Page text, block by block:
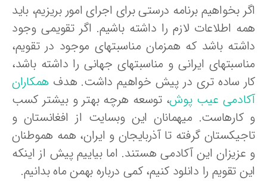
بخواهیم برنامه درستی برای اجرای امور بریزیم، باید
اطلاعات لازم را داشته باشیم. اگر تقویمی وجود
باشد که همزمان مناسبتهای موجود در تقویم،
ایرانی و مناسبتهای جهانی را داشته باشد،
ساده تری در پیش خواهیم داشت. هدفهمکاران
عیب پوش، توسعه هرچه بهتر و بیشتر کسب
کارهاست. میهمانان این وبسایت از افغانستان و
گرفته تا آذربایجان و ایران، همه هموطنان
عزیزان این آکادمی هستند. اما بیاییم پیش از اینکه
تقویم را دانلود کنیم، کمی درباره بهمن ماه بدانیم.